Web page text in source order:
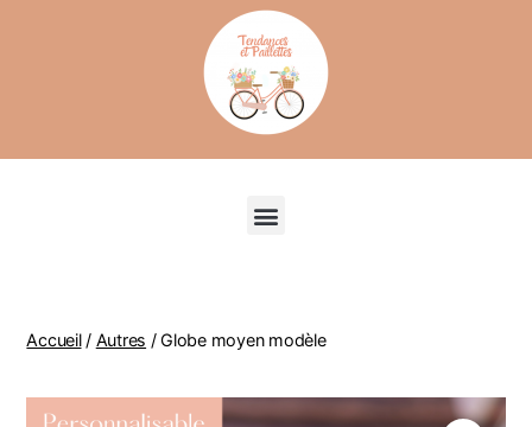
Accueil/ Autres / Globe moyen modèle